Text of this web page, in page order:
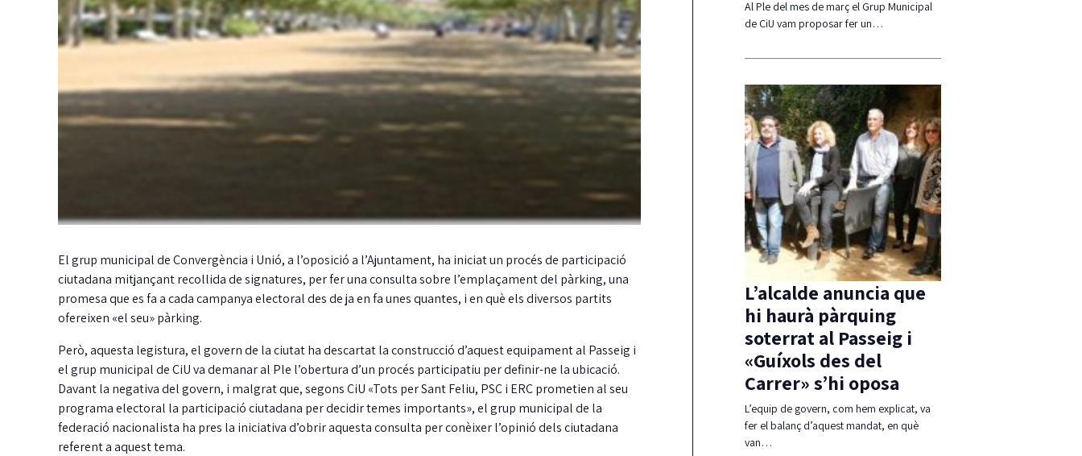
El grup municipal de Convergència i Unió, a l’oposició a l’Ajuntament, ha iniciat un procés de participació
ciutadana mitjançant recollida de signatures, per fer una consulta sobre l’emplaçament del pàrking, una
promesa que es fa a cada campanya electoral des de ja en fa unes quantes, i en què els diversos partits
ofereixen «el seu» pàrking.
Però, aquesta legistura, el govern de la ciutat ha descartat la construcció d’aquest equipament al Passeig i
el grup municipal de CiU va demanar al Ple l’obertura d’un procés participatiu per definir-ne la ubicació.
Davant la negativa del govern, i malgrat que, segons CiU «Tots per Sant Feliu, PSC i ERC prometien al seu
programa electoral la participació ciutadana per decidir temes importants», el grup municipal de la
federació nacionalista ha pres la iniciativa d’obrir aquesta consulta per conèixer l’opinió dels ciutadana
referent a aquest tema.
Al Ple del mes de març el Grup Municipal
de CiU vam proposar fer un…
L’alcalde anuncia que
hi haurà pàrquing
soterrat al Passeig i
«Guíxols des del
Carrer» s’hi oposa
L’equip de govern, com hem explicat, va
fer el balanç d’aquest mandat, en què
van…